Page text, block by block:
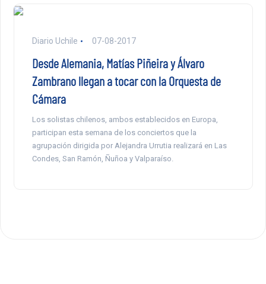
Diario Uchile 07-08-2017
Desde Alemania, Matías Piñeira y Álvaro
Zambrano llegan a tocar con la Orquesta de
Cámara
Los solistas chilenos, ambos establecidos en Europa,
participan esta semana de los conciertos que la
agrupación dirigida por Alejandra Urrutia realizará en Las
Condes, San Ramón, Ñuñoa y Valparaíso.